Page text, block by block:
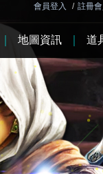
會員登入 / 註冊